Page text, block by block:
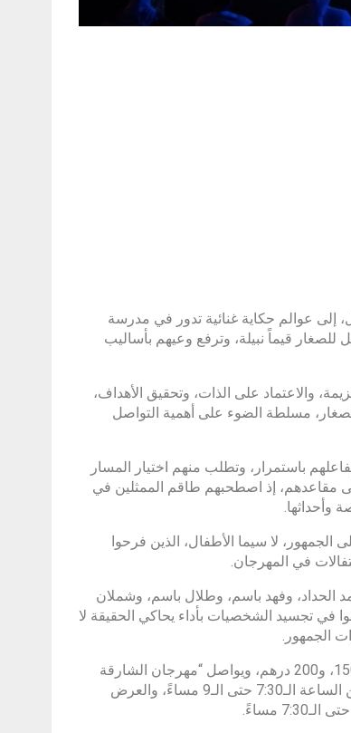
الشارقة القرائي للطفل، إلى عوالم حكاية غنائية تدور في مدرسة
للصغار قيماً نبيلة، وترفع وعيهم بأساليب
والاعتماد على الذات، وتحقيق الأهداف،
مسلطة الضوء على أهمية التواصل
باستمرار، وتطلب منهم اختيار المسار
مقاعدهم، إذ اصطحبهم طاقم الممثلين في
وأحداثها.
الجمهور، لا سيما الأطفال، الذين فرحوا
في المهرجان.
الحداد، وفهد باسم، وطلال باسم، وشملان
في تجسيد الشخصيات بأداء يحاكي الحقيقة لا
الجمهور.
وتتوفر تذاكر مسرحية “اختيارك” ضمن ثلاث فئات، برونزية وفضية وذهبية، تبدأ بـ 75، و150، و200 درهم، ويواصل “مهرجان الشارقة
القرائي للطفل” استضافة المسرحية في عرض ثان، اليوم (السبت) الموافق 11 مايو، من الساعة الـ7:30 حتى الـ9 مساءً، والعرض